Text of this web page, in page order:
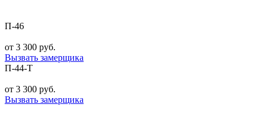
П-46
от 3 300 руб.
Вызвать замерщика
П-44-Т
от 3 300 руб.
Вызвать замерщика